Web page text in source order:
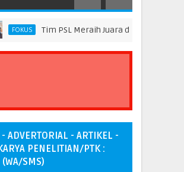
Tim PSL Meraih Juara di Pelindo Innovation
ADVERTORIAL - ARTIKEL -
PENELITIAN/PTK :
SMS)